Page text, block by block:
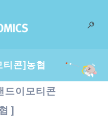
티콘]농협
드이모티콘
]